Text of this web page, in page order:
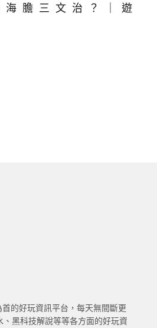
膽三文治？｜遊
的好玩資訊平台，每天無間斷更
黑科技解說等等各方面的好玩資